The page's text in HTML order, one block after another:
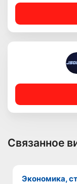
Связанное
Экономика,